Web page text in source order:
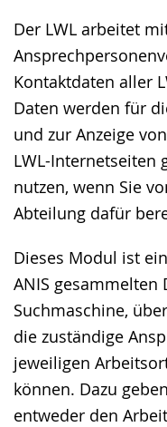
Der LWL arbeitet
Kontaktdaten aller
Daten werden für
und zur Anzeige
LWL-Internetseiten
nutzen, wenn Sie
Abteilung dafür
Dieses Modul ist
ANIS gesammelten
Suchmaschine,
die zuständige
jeweiligen
können. Dazu
entweder den
wird
angezeigt.